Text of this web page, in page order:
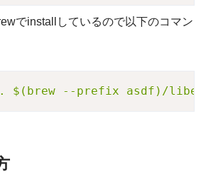
でinstallしているので以下のコマン
$(brew --prefix asdf)/